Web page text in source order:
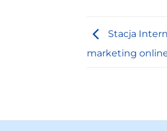
Stacja
marketing